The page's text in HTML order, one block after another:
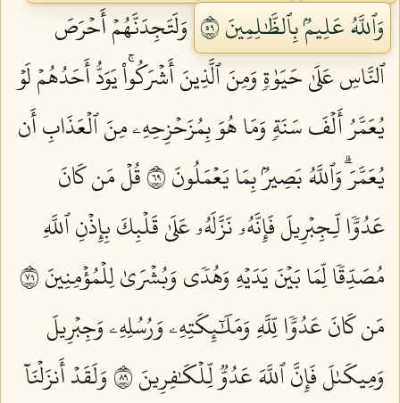
وَٱللَّهُ عَلِيمُۢ بِٱلظَّٰلِمِينَ ٩٥
وَلَتَجِدَنَّهُمۡ أَحۡرَصَ
ٱلنَّاسِ عَلَىٰ حَيَوٰةٖ وَمِنَ ٱلَّذِينَ أَشۡرَكُواْۚ يَوَدُّ أَحَدُهُمۡ لَوۡ
يُعَمَّرُ أَلۡفَ سَنَةٖ وَمَا هُوَ بِمُزَحۡزِحِهِۦ مِنَ ٱلۡعَذَابِ أَن
يُعَمَّرَۗ وَٱللَّهُ بَصِيرُۢ بِمَا يَعۡمَلُونَ ٩٦
قُلۡ مَن كَانَ
عَدُوّٗا لِّـجِبۡرِيلَ فَإِنَّهُۥ نَزَّلَهُۥ عَلَىٰ قَلۡبِكَ بِإِذۡنِ ٱللَّهِ
مُصَدِّقٗا لِّمَا بَيۡنَ يَدَيۡهِ وَهُدٗى وَبُشۡرَىٰ لِلۡمُؤۡمِنِينَ ٩٧
مَن كَانَ عَدُوّٗا لِّلَّهِ وَمَلَٰٓئِكَتِهِۦ وَرُسُلِهِۦ وَجِبۡرِيلَ
وَمِيكَىٰلَ فَإِنَّ ٱللَّهَ عَدُوّٞ لِّلۡكَٰفِرِينَ ٩٨
وَلَقَدۡ أَنزَلۡنَآ